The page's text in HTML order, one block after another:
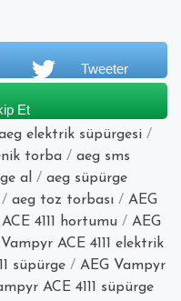
Tweeter
Et
elektrik süpürgesi /
torba / aeg sms
al / aeg süpürge
/ aeg toz torbası / AEG
4111 hortumu / AEG
ACE 4111 elektrik
süpürge / AEG Vampyr
ACE 4111 süpürge